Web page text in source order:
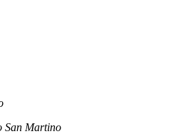
San Martino